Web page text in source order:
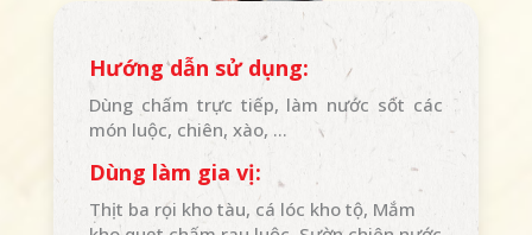
Hướng dẫn sử dụng:
Dùng chấm trực tiếp, làm nước sốt các
món luộc, chiên, xào, …
Dùng làm gia vị:
Thịt ba rọi kho tàu, cá lóc kho tộ, Mắm